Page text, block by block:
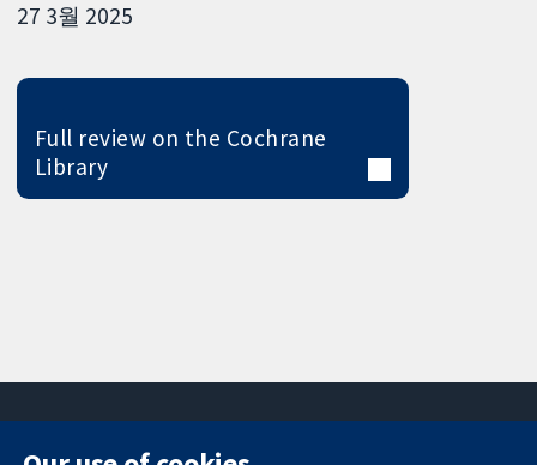
27 3월 2025
Full review on the Cochrane
Library